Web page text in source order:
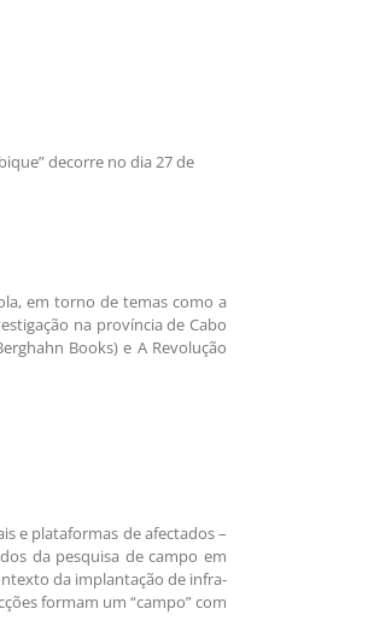
decorre no dia 27 de
em torno de temas como a
na província de Cabo
Books) e A Revolução
e plataformas de afectados –
da pesquisa de campo em
da implantação de infra-
formam um “campo” com